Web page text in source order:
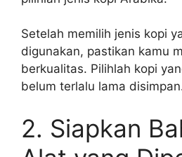
Setelah memilih jenis kopi
digunakan, pastikan kamu
berkualitas. Pilihlah kopi
belum terlalu lama
2. Siapkan